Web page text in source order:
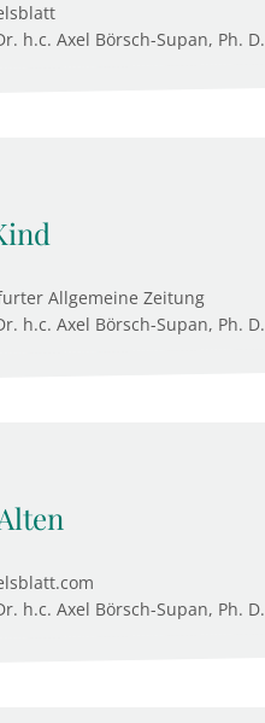
h.c. Axel Börsch-Supan, Ph. D.
Allgemeine Zeitung
h.c. Axel Börsch-Supan, Ph. D.
h.c. Axel Börsch-Supan, Ph. D.